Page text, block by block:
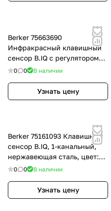
Berker 75663690
Инфракрасный клавишный
сенсор B.IQ с регулятором
температуры помещения, 3-
Белый, оттенок: Полярная
белизна
0 0 В наличии
Узнать цену
Berker 75161093 Клавишный
сенсор B.IQ, 1-канальный,
нержавеющая сталь, цвет:
Нержавеющая сталь
0 0 В наличии
Узнать цену